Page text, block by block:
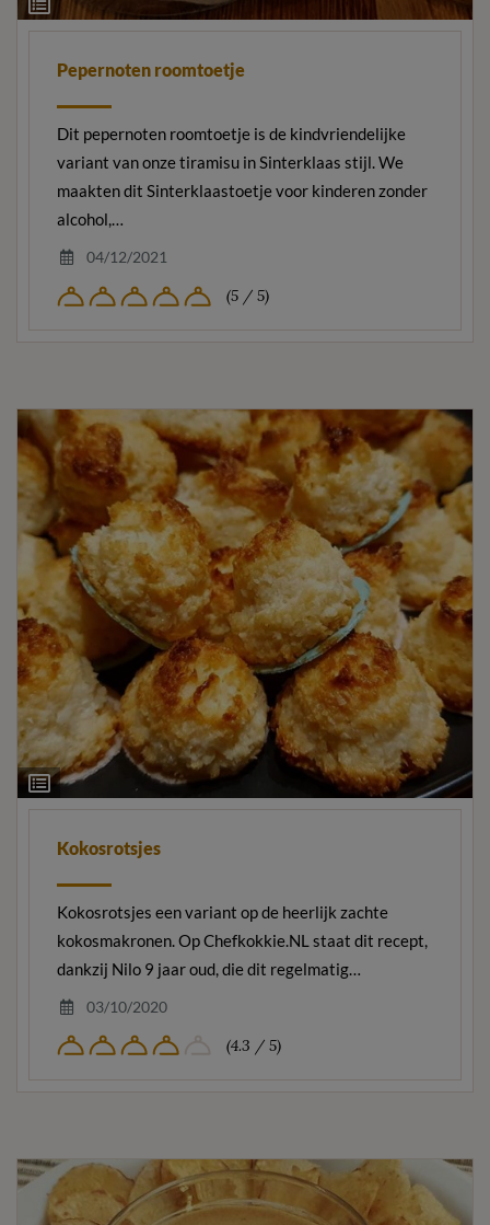
Ingrediëntenlijst
Pepernoten roomtoetje
Dit pepernoten roomtoetje is de kindvriendelijke
variant van onze tiramisu in Sinterklaas stijl. We
maakten dit Sinterklaastoetje voor kinderen zonder
alcohol,…
04/12/2021
(5 / 5)
Ingrediëntenlijst
Kokosrotsjes
Kokosrotsjes een variant op de heerlijk zachte
kokosmakronen. Op Chefkokkie.NL staat dit recept,
dankzij Nilo 9 jaar oud, die dit regelmatig…
03/10/2020
(4.3 / 5)